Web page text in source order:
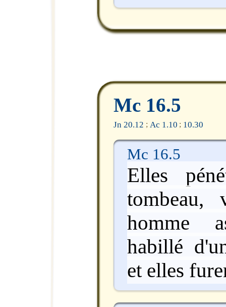
Mc 16.5
Jn 20.12 ; Ac 1.10 ; 10.30
Mc 16.5
Elles
tombeau,
homme
habillé
et elles